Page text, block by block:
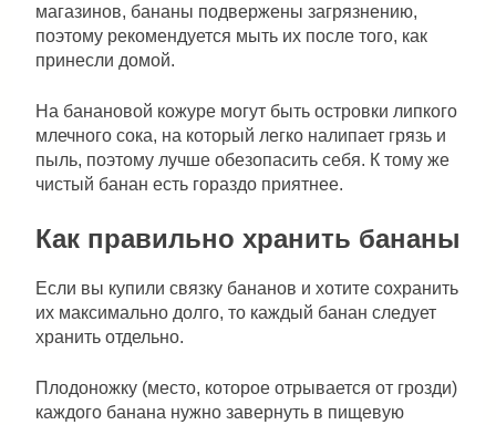
магазинов, бананы подвержены загрязнению,
поэтому рекомендуется мыть их после того, как
принесли домой.
На банановой кожуре могут быть островки липкого
млечного сока, на который легко налипает грязь и
пыль, поэтому лучше обезопасить себя. К тому же
чистый банан есть гораздо приятнее.
Как правильно хранить бананы
Если вы купили связку бананов и хотите сохранить
их максимально долго, то каждый банан следует
хранить отдельно.
Плодоножку (место, которое отрывается от грозди)
каждого банана нужно завернуть в пищевую